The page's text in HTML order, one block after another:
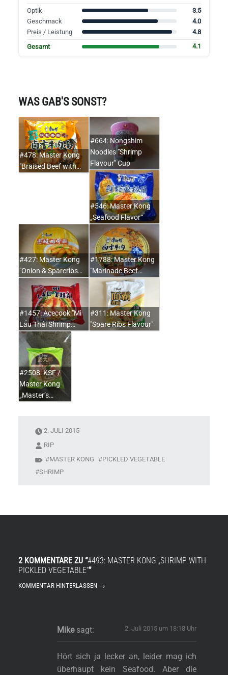
Optik
3.5
Geschmack
4.0
Preis / Leistung
4.8
Gesamt
4.1
WAS GAB'S SONST?
#478: Master Kong
"Braised Beef with…
#664: Nongshim
Noodles "Shrimp
Flavour" Cup
#546: Master Kong
„Seafood Flavor“
#427: Master Kong
"Onion & Spareribs…
#1788: Master Kong
"Marinade Beef…
#1457: Acecook "Mì
Lẩu Thái Shrimp…
#311: Master Kong
"Spare Ribs Flavour"
#2508: KSF /
Master Kong
„Master’s…
2. JULI 2015
RIP
MASTER KONG
PICKLED VEGETABLE
SHRIMP
2 KOMMENTARE ZU “#493: MASTER KONG „SHRIMP WITH
PICKLED VEGETABLE“”
KOMMENTAR HINTERLASSEN →
Mike sagt: 2. Juli 2015 um 18:18 Uhr
Hört sich ja lecker an, leider mag ich
überhaupt kein Seafood. Aber die